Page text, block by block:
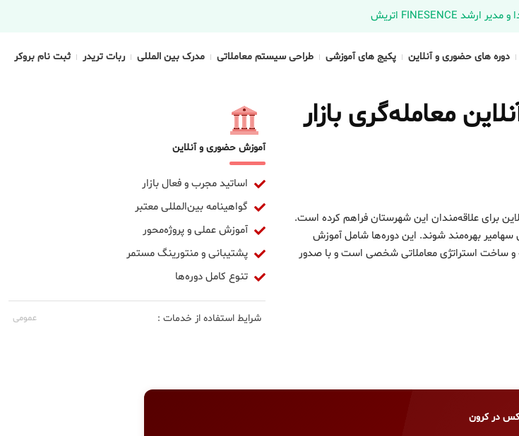
دوره های حضوری و آنلاین پکیج های آموزشی طراحی سیستم معاملاتی مدرک بین المللی ربات تریدر ثبت نام بروکر
معامله‌گری بازار
برای علاقه‌مندان این شهرستان فراهم کرده است.
بهره‌مند شوند. این دوره‌ها شامل آموزش
و ساخت استراتژی معاملاتی شخصی است و با صدور
آموزش حضوری و آنلاین
اساتید مجرب و فعال بازار
گواهینامه بین‌المللی معتبر
آموزش عملی و پروژه‌محور
پشتیبانی و منتورینگ مستمر
تنوع کامل دوره‌ها
شرایط استفاده از خدمات : عمومی
در کرون